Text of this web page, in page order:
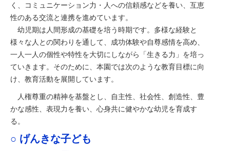
く、コミュニケーション力・人への信頼感などを養い、互恵
性のある交流と連携を進めています。
幼児期は人間形成の基礎を培う時期です。多様な経験と
様々な人との関わりを通して、成功体験や自尊感情を高め、
一人一人の個性や特性を大切にしながら「生きる力」を培っ
ていきます。そのために、本園では次のような教育目標に向
け、教育活動を展開しています。
人権尊重の精神を基盤とし、自主性、社会性、創造性、豊
かな感性、表現力を養い、心身共に健やかな幼児を育成す
る。
○ げんきな子ども